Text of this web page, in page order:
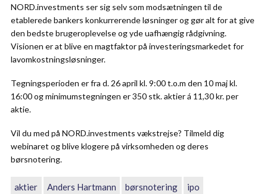
NORD.investments ser sig selv som modsætningen til de
etablerede bankers konkurrerende løsninger og gør alt for at give
den bedste brugeroplevelse og yde uafhængig rådgivning.
Visionen er at blive en magtfaktor på investeringsmarkedet for
lavomkostningsløsninger.
Tegningsperioden er fra d. 26 april kl. 9:00 t.o.m den 10 maj kl.
16:00 og minimumstegningen er 350 stk. aktier á 11,30 kr. per
aktie.
Vil du med på NORD.investments vækstrejse? Tilmeld dig
webinaret og blive klogere på virksomheden og deres
børsnotering.
aktier Anders Hartmann børsnotering ipo